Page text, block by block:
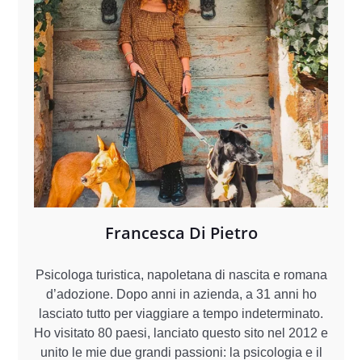
Francesca Di Pietro
Psicologa turistica, napoletana di nascita e romana
d’adozione. Dopo anni in azienda, a 31 anni ho
lasciato tutto per viaggiare a tempo indeterminato.
Ho visitato 80 paesi, lanciato questo sito nel 2012 e
unito le mie due grandi passioni: la psicologia e il